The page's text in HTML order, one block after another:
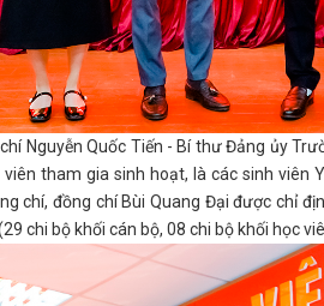
Nguyễn Quốc Tiến - Bí thư Đảng ủy
viên tham gia sinh hoạt, là các sinh
chí, đồng chí Bùi Quang Đại được chỉ
chi bộ khối cán bộ, 08 chi bộ khối học